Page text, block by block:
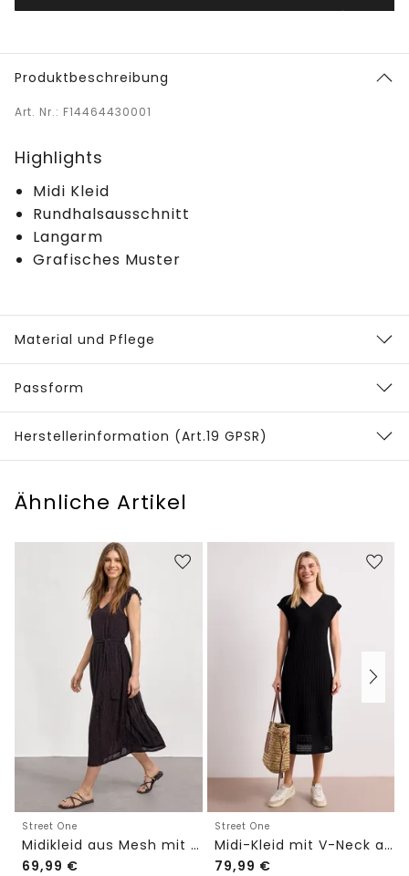
Produktbeschreibung
Art. Nr.: F14464430001
Highlights
Midi Kleid
Rundhalsausschnitt
Langarm
Grafisches Muster
Material und Pflege
Passform
Herstellerinformation (Art.19 GPSR)
Ähnliche Artikel
Street One
Midikleid aus Mesh mit Leo-Print
69,99 €
Street One
Midi-Kleid mit V-Neck aus Spitze
79,99 €